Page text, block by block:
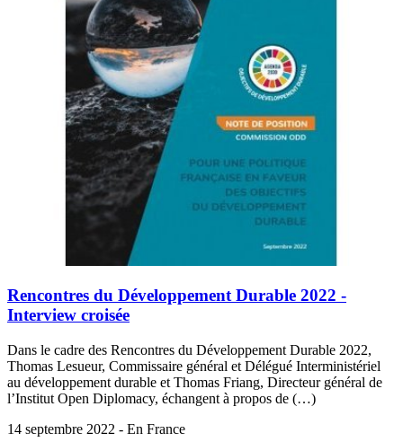
Rencontres du Développement Durable 2022 -
Interview croisée
Dans le cadre des Rencontres du Développement Durable 2022,
Thomas Lesueur, Commissaire général et Délégué Interministériel
au développement durable et Thomas Friang, Directeur général de
l’Institut Open Diplomacy, échangent à propos de (…)
14 septembre 2022 - En France